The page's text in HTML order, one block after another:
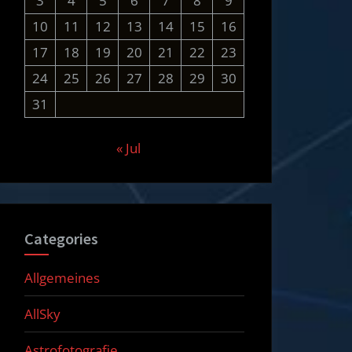
10
11 12 13 14 15
16
17
18 19 20 21 22
23
24
25 26 27 28 29
30
31
« Jul
Categories
Allgemeines
AllSky